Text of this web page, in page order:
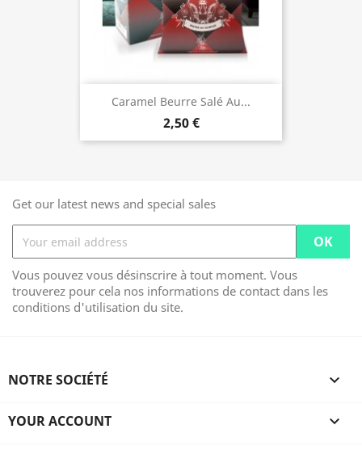
Caramel Beurre Salé Au...
2,50 €
Get our latest news and special sales
Vous pouvez vous désinscrire à tout moment. Vous
trouverez pour cela nos informations de contact dans les
conditions d'utilisation du site.
NOTRE SOCIÉTÉ 
YOUR ACCOUNT 